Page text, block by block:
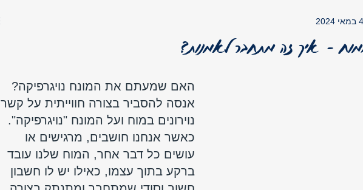
במוח – איך זה מתחבר לאמנות?
4 במאי 2024
האם שמעתם את המונח נויגרפיקה?
אנסה להסביר בצורה חווייתית על קשר
נוירונים במוח ועל המונח "נויגרפיקה".
כאשר אנחנו חושבים, מרגישים או
עושים כל דבר אחר, המוח שלנו עובד
ברקע בתוך עצמו, כאילו יש לו חשבון